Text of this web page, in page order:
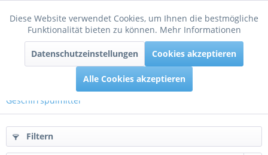
Menü
Geschirrspülmittel
Filtern
Funktionale Aktiv
Tracking Inaktiv
Diese Website verwendet Cookies, um Ihnen die bestmögliche
Funktionalität bieten zu können. Mehr Informationen
Datenschutzeinstellungen Cookies akzeptieren
Alle Cookies akzeptieren